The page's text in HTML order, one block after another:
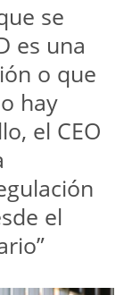
se
es una
o que
hay
el CEO
el